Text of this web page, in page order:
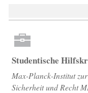
Studentische
Max-Planck-Institut
Sicherheit und Recht